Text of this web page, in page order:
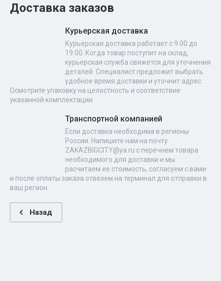
Доставка заказов
Курьерская доставка
Курьерская доставка работает с 9.00 до
19.00. Когда товар поступит на склад,
курьерская служба свяжется для уточнения
деталей. Специалист предложит выбрать
удобное время доставки и уточнит адрес.
Осмотрите упаковку на целостность и соответствие
указанной комплектации.
Транспортной компанией
Если доставка необходима в регионы
России. Напишите нам на почту
ZAKAZBIGCITY@ya.ru с перечнем товара
необходимого для доставки и мы
расчитаем ее стоимость, согласуем с вами
и после оплаты заказа отвезем на терминал для отправки в
ваш регион.
Назад